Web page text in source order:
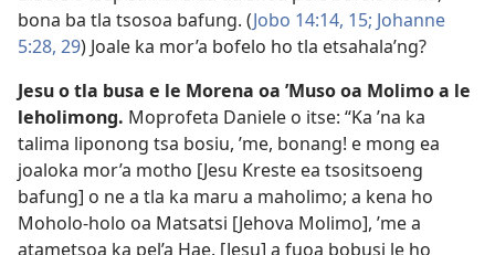
bona ba tla tsosoa bafung. (Jobo 14:14, 15; Johanne
5:28, 29) Joale ka mor’a bofelo ho tla etsahala’ng?
Jesu o tla busa e le Morena oa ’Muso oa Molimo a le
leholimong. Moprofeta Daniele o itse: “Ka ’na ka
talima liponong tsa bosiu, ’me, bonang! e mong ea
joaloka mor’a motho [Jesu Kreste ea tsositsoeng
bafung] o ne a tla ka maru a maholimo; a kena ho
Moholo-holo oa Matsatsi [Jehova Molimo], ’me a
atametsoa ka pel’a Hae. [Jesu] a fuoa bobusi le ho